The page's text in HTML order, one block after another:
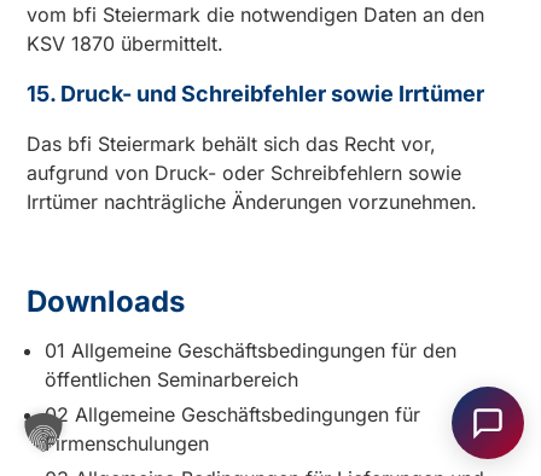
Haben Sie Fragen oder benötigen Sie
Unterstützung?
Unser Team ist gerne für Sie da! Nehmen Sie jetzt
Kontakt mit uns auf – wir freuen uns auf Ihre Anfrage.
vom bfi Steiermark die notwendigen Daten an den
KSV 1870 übermittelt.
15. Druck- und Schreibfehler sowie Irrtümer
Das bfi Steiermark behält sich das Recht vor,
aufgrund von Druck- oder Schreibfehlern sowie
Irrtümer nachträgliche Änderungen vorzunehmen.
Downloads
01 Allgemeine Geschäftsbedingungen für den
öffentlichen Seminarbereich
02 Allgemeine Geschäftsbedingungen für
Firmenschulungen